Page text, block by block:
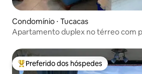
Condomínio ⋅ Tucacas
Apartamento duplex no térreo com
Entre os melhores preferidos dos
Preferido dos hóspedes